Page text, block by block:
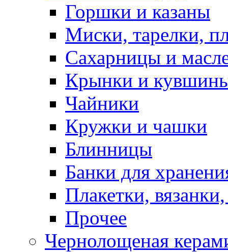
Горшки и казаны
Миски, тарелки,
Сахарницы и
Крынки и
Чайники
Кружки и чашки
Блинницы
Банки для
Плакетки,
Прочее
Чернолощеная